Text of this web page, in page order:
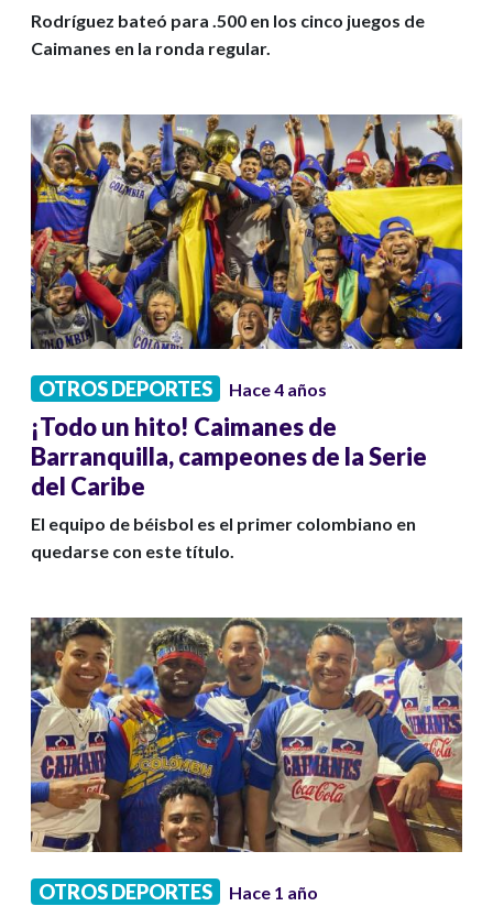
Rodríguez bateó para .500 en los cinco juegos de
Caimanes en la ronda regular.
OTROS DEPORTES Hace 4 años
¡Todo un hito! Caimanes de
Barranquilla, campeones de la Serie
del Caribe
El equipo de béisbol es el primer colombiano en
quedarse con este título.
OTROS DEPORTES Hace 1 año